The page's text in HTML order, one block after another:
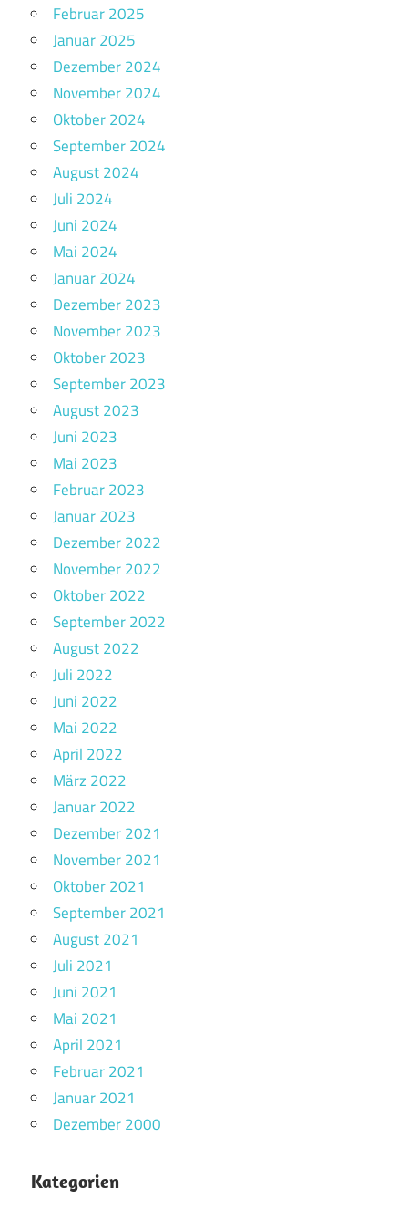
Februar 2025
Januar 2025
Dezember 2024
November 2024
Oktober 2024
September 2024
August 2024
Juli 2024
Juni 2024
Mai 2024
Januar 2024
Dezember 2023
November 2023
Oktober 2023
September 2023
August 2023
Juni 2023
Mai 2023
Februar 2023
Januar 2023
Dezember 2022
November 2022
Oktober 2022
September 2022
August 2022
Juli 2022
Juni 2022
Mai 2022
April 2022
März 2022
Januar 2022
Dezember 2021
November 2021
Oktober 2021
September 2021
August 2021
Juli 2021
Juni 2021
Mai 2021
April 2021
Februar 2021
Januar 2021
Dezember 2000
Kategorien